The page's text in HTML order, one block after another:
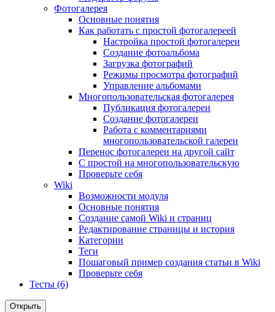
Фотогалерея
Основные понятия
Как работать с простой фотогалереей
Настройка простой фотогалереи
Создание фотоальбома
Загрузка фотографий
Режимы просмотра фотографий
Управление альбомами
Многопользовательская фотогалерея
Публикация фотогалереи
Создание фотогалереи
Работа с комментариями
многопользовательской галереи
Перенос фотогалереи на другой сайт
С простой на многопользовательскую
Проверьте себя
Wiki
Возможности модуля
Основные понятия
Создание самой Wiki и страниц
Редактирование страницы и история
Категории
Теги
Пошаговый пример создания статьи в Wiki
Проверьте себя
Тесты (6)
Открыть